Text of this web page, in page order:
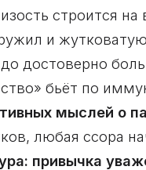
строится
и
достоверно
бьёт по
мыслей о
любая ссора
привычка